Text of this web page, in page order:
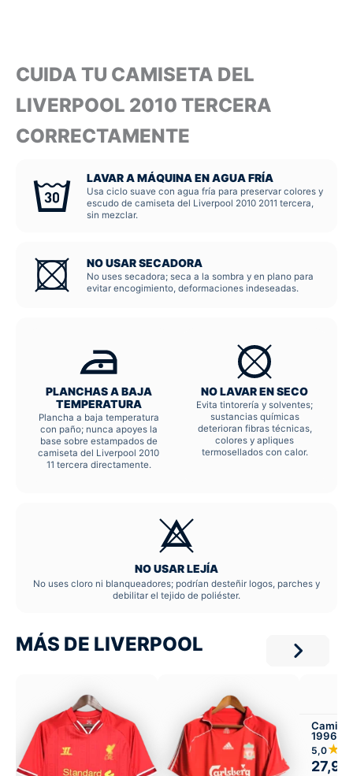
CUIDA TU CAMISETA DEL
LIVERPOOL 2010 TERCERA
CORRECTAMENTE
LAVAR A MÁQUINA EN AGUA FRÍA
Usa ciclo suave con agua fría para preservar colores y
escudo de camiseta del Liverpool 2010 2011 tercera,
sin mezclar.
NO USAR SECADORA
No uses secadora; seca a la sombra y en plano para
evitar encogimiento, deformaciones indeseadas.
PLANCHAS A BAJA
TEMPERATURA
Plancha a baja temperatura
con paño; nunca apoyes la
base sobre estampados de
camiseta del Liverpool 2010
11 tercera directamente.
NO LAVAR EN SECO
Evita tintorería y solventes;
sustancias químicas
deterioran fibras técnicas,
colores y apliques
termosellados con calor.
NO USAR LEJÍA
No uses cloro ni blanqueadores; podrían desteñir logos, parches y
debilitar el tejido de poliéster.
MÁS DE LIVERPOOL
1996-
5,0
27,99